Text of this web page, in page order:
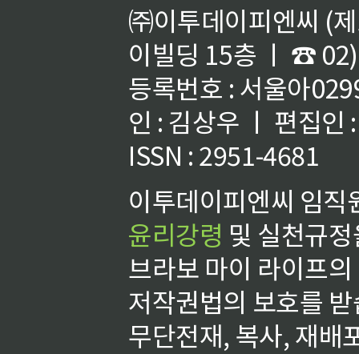
㈜이투데이피엔씨 (
이빌딩 15층 ㅣ ☎
등록번호 : 서울아
인 : 김상우 ㅣ 편집인
ISSN : 2951-4681
이투데이피엔씨 임
윤리강령 및 실천규
브라보 마이 라이프
저작권법의 보호를
무단전재, 복사, 재배